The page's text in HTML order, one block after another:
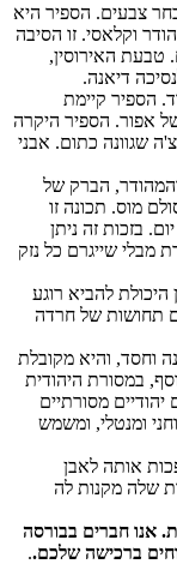
צבעים. הספיר היא
וקלאסי. זו הסיבה
טבעת האירוסין,
דיאנה.
הספיר קיימת
אפור. הספיר היקרה
שגוונה כתום. אבני
הברק של
במיוחד. הספיר בעלת רמת קשיות 9 בסולם מוס. תכונה זו
בזכות זה ניתן
מבלי שייגרם כל נזק
היכולת להביא רוגע
תחושות של חרדה
וחסד, והיא מקובלת
במסורת היהודית
מסורתיים
ומנטלי, ומשמש
אותה לאבן
שלה מקנות לה
אנו חברים בבורסה
ברכישה שלכם..